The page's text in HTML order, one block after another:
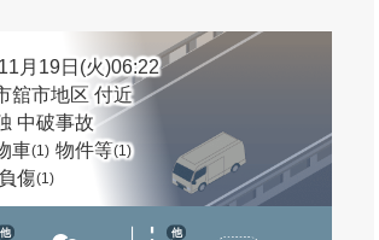
月19日(火)06:22
舘市地区 付近
中破事故
車(1) 物件等(1)
負傷(1)
他 他